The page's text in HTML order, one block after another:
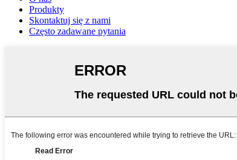
Produkty
Skontaktuj się z nami
Często zadawane pytania